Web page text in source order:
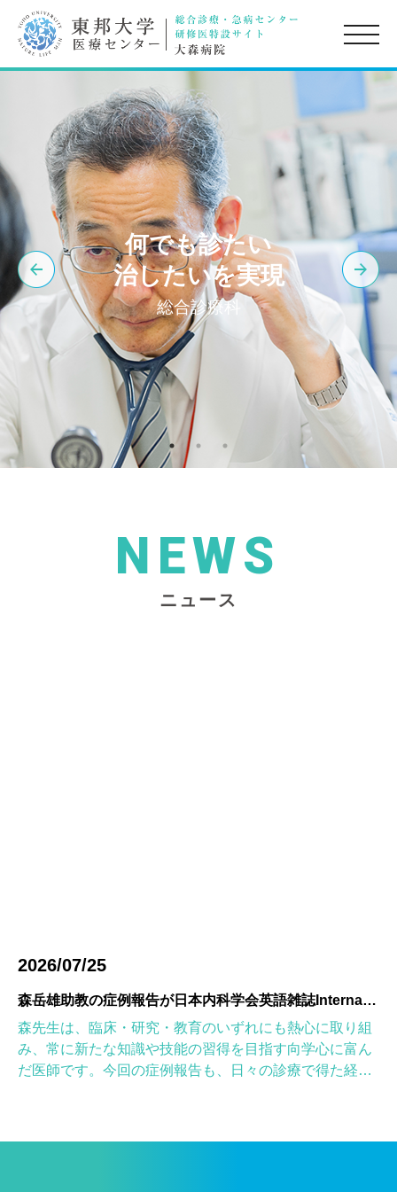
toggle
何でも診たい
治したいを実現
総合診療科
NEWS
ニュース
2026/07/25
森岳雄助教の症例報告が日本内科学会英語雑誌Internal Medicineに掲載されました
森先生は、臨床・研究・教育のいずれにも熱心に取り組
み、常に新たな知識や技能の習得を目指す向学心に富ん
だ医師です。今回の症例報告も、日々の診療で得た経験